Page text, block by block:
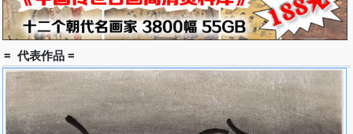
= 代表作品 =